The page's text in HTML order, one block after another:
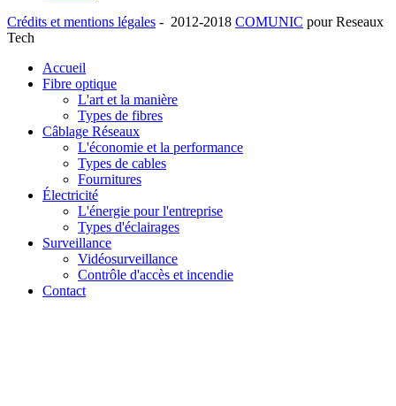
Crédits et mentions légales - 2012-2018 COMUNIC pour Reseaux
Tech
Accueil
Fibre optique
L'art et la manière
Types de fibres
Câblage Réseaux
L'économie et la performance
Types de cables
Fournitures
Électricité
L'énergie pour l'entreprise
Types d'éclairages
Surveillance
Vidéosurveillance
Contrôle d'accès et incendie
Contact